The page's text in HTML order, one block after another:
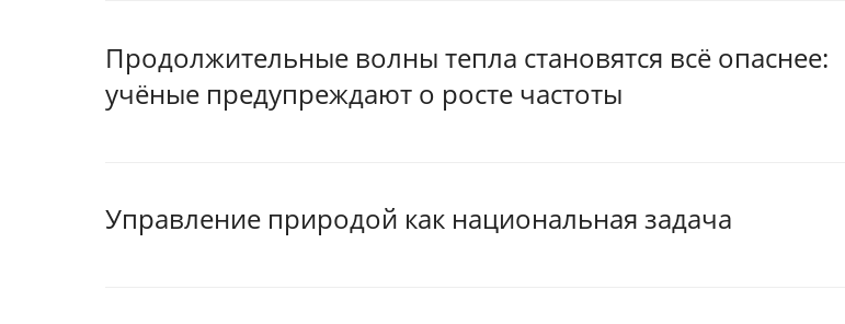
Продолжительные волны тепла становятся всё опаснее:
учёные предупреждают о росте частоты
Управление природой как национальная задача